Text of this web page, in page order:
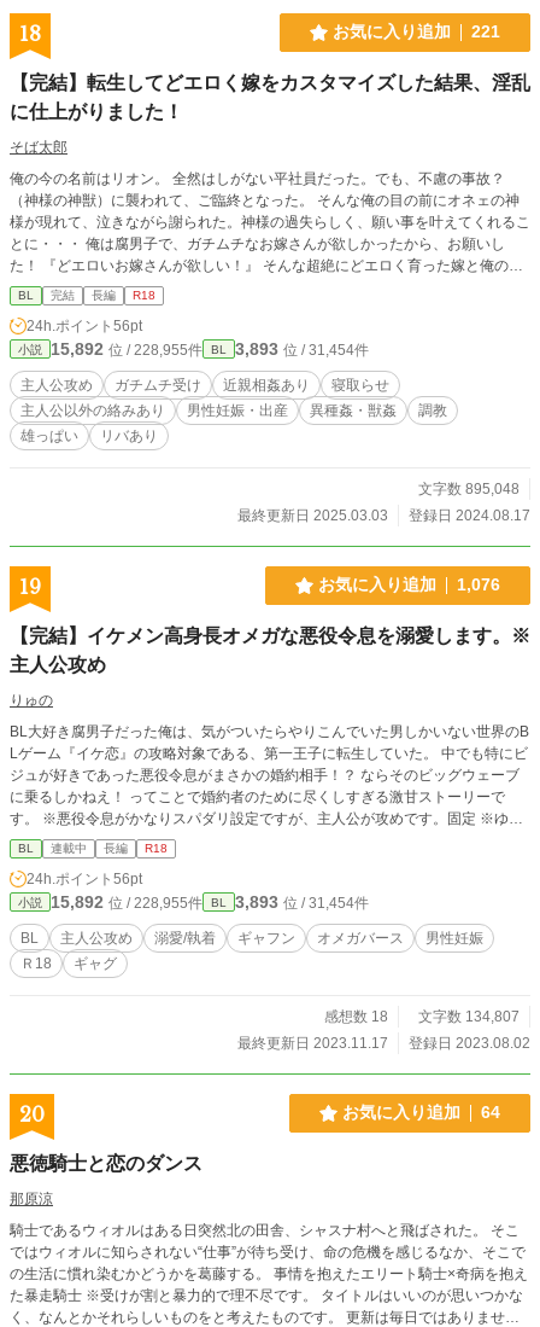
18 お気に入り追加 221
【完結】転生してどエロく嫁をカスタマイズした結果、淫乱
に仕上がりました！
そば太郎
俺の今の名前はリオン。 全然はしがない平社員だった。でも、不慮の事故？
（神様の神獣）に襲われて、ご臨終となった。 そんな俺の目の前にオネェの神
様が現れて、泣きながら謝られた。神様の過失らしく、願い事を叶えてくれるこ
とに・・・ 俺は腐男子で、ガチムチなお嫁さんが欲しかったから、お願いし
た！ 『どエロいお嫁さんが欲しい！』 そんな超絶にどエロく育った嫁と俺の波
乱万丈でラブラブな物語が、再び始まる！！ ガチムチな嫁が・・・俺以外とも
戯れて淫らな有様を晒すそんな物語になりそう♡♡寝取らせ好きが、刺激される
なぁ♪ ※シリーズもの ★転生してどエロく嫁をカスタマイズした ★転生してど
エロく嫁をカスタマイズした結果 そして、今作♡ 一応今作から読めるようにあ
らすじをつけてます。無事に完結しており、現在 『カスタマイズシリーズの番
外編(エロ満載予定)』を更新中。 ※文章能力けちょんけちょんなのに、投稿して
ます。自分の妄想を形にしたかった。 ※今作は、過激になりますので、無理な
方は、そっと閉じてください。
BL 完結 長編 R18
24h.ポイント 56pt
小説 15,892 位 / 228,955件 BL 3,893 位 / 31,454件
主人公攻め ガチムチ受け 近親相姦あり
寝取らせ
主人公以外の絡みあり
男性妊娠・出産 異種姦・獣姦
調教
雄っぱい
リバあり
文字数 895,048
最終更新日 2025.03.03
登録日 2024.08.17
19 お気に入り追加 1,076
【完結】イケメン高身長オメガな悪役令息を溺愛します。※
主人公攻め
りゅの
BL大好き腐男子だった俺は、気がついたらやりこんでいた男しかいない世界のB
Lゲーム『イケ恋』の攻略対象である、第一王子に転生していた。 中でも特にビ
ジュが好きであった悪役令息がまさかの婚約相手！？ ならそのビッグウェーブ
に乗るしかねえ！ ってことで婚約者のために尽くしすぎる激甘ストーリーで
す。 ※悪役令息がかなりスパダリ設定ですが、主人公が攻めです。固定 ※ゆる
いオメガバース設定 ⚠️後半にエロ、男性妊娠があります。 感想くださるとモチ
ベに繋がりますし、チョロいんでいっぱい投稿します。 2023/08/11 HOT女性向
け33位ありがとうございます。
BL 連載中 長編 R18
24h.ポイント 56pt
小説 15,892 位 / 228,955件 BL 3,893 位 / 31,454件
BL 主人公攻め 溺愛/執着 ギャフン オメガバース
男性妊娠
Ｒ18
ギャグ
感想数 18
文字数 134,807
最終更新日 2023.11.17
登録日 2023.08.02
20 お気に入り追加 64
悪徳騎士と恋のダンス
那原涼
騎士であるウィオルはある日突然北の田舎、シャスナ村へと飛ばされた。 そこ
ではウィオルに知らされない“仕事”が待ち受け、命の危機を感じるなか、そこで
の生活に慣れ染むかどうかを葛藤する。 事情を抱えたエリート騎士×奇病を抱え
た暴走騎士 ※受けが割と暴力的で理不尽です。 タイトルはいいのが思いつかな
く、なんとかそれらしいものをと考えたものです。 更新は毎日ではありませ